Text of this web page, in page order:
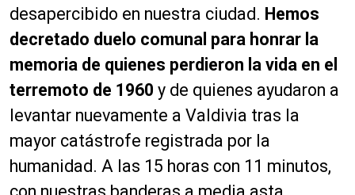
desapercibido en nuestra ciudad. Hemos
decretado duelo comunal para honrar la
memoria de quienes perdieron la vida en el
terremoto de 1960 y de quienes ayudaron a
levantar nuevamente a Valdivia tras la
mayor catástrofe registrada por la
humanidad. A las 15 horas con 11 minutos,